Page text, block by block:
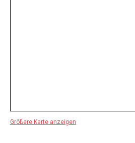
Größere Karte anzeigen